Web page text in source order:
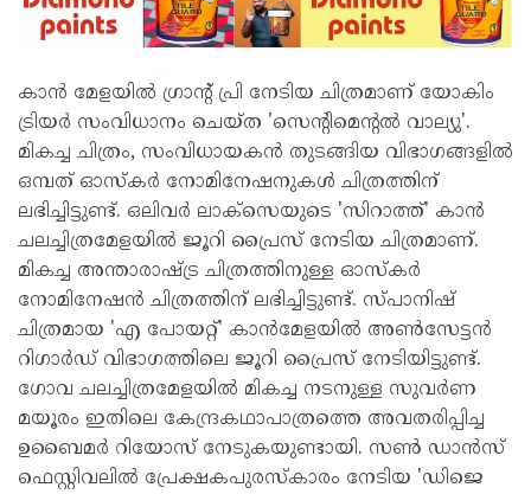
കാന്‍ മേളയില്‍ ഗ്രാന്റ് പ്രി നേടിയ ചിത്രമാണ് യോകിം
ട്രിയര്‍ സംവിധാനം ചെയ്ത 'സെന്റിമെന്റല്‍ വാല്യു'.
മികച്ച ചിത്രം, സംവിധായകന്‍ തുടങ്ങിയ വിഭാഗങ്ങളില്‍
ഒമ്പത് ഓസ്‌കര്‍ നോമിനേഷനുകള്‍ ചിത്രത്തിന്
ലഭിച്ചിട്ടുണ്ട്. ഒലിവര്‍ ലാക്‌സെയുടെ 'സിറാത്ത്' കാന്‍
ചലച്ചിത്രമേളയില്‍ ജൂറി പ്രൈസ് നേടിയ ചിത്രമാണ്.
മികച്ച അന്താരാഷ്ട്ര ചിത്രത്തിനുള്ള ഓസ്‌കര്‍
നോമിനേഷന്‍ ചിത്രത്തിന് ലഭിച്ചിട്ടുണ്ട്. സ്പാനിഷ്
ചിത്രമായ 'എ പോയറ്റ്' കാന്‍മേളയില്‍ അണ്‍സേട്ടന്‍
റിഗാര്‍ഡ് വിഭാഗത്തിലെ ജൂറി പ്രൈസ് നേടിയിട്ടുണ്ട്.
ഗോവ ചലച്ചിത്രമേളയില്‍ മികച്ച നടനുള്ള സുവര്‍ണ
മയൂരം ഇതിലെ കേന്ദ്രകഥാപാത്രത്തെ അവതരിപ്പിച്ച
ഉബൈമര്‍ റിയോസ് നേടുകയുണ്ടായി. സണ്‍ ഡാന്‍സ്
ഫെസ്റ്റിവലില്‍ പ്രേക്ഷകപുരസ്‌കാരം നേടിയ 'ഡിജെ